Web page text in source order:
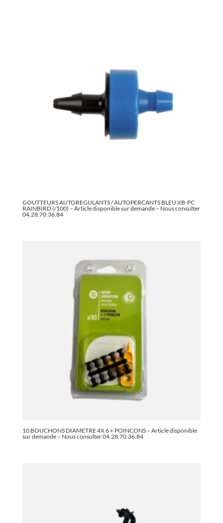
GOUTTEURS AUTOREGULANTS / AUTOPERCANTS BLEU XB-PC
RAINBIRD (/100) – Article disponible sur demande – Nous consulter
04.28.70.36.84
10 BOUCHONS DIAMETRE 4X 6 + POINCONS – Article disponible
sur demande – Nous consulter 04.28.70.36.84